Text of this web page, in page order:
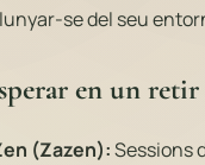
se del seu
en un retir
(Zazen):Sessions